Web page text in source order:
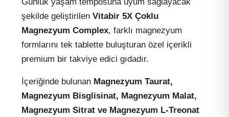
şekilde geliştirilen Vitabir 5X Çoklu
Magnezyum Complex, farklı magnezyum
formlarını tek tablette buluşturan özel içerikli
premium bir takviye edici gıdadır.
İçeriğinde bulunan Magnezyum Taurat,
Magnezyum Bisglisinat, Magnezyum Malat,
Magnezyum Sitrat ve Magnezyum L-Treonat